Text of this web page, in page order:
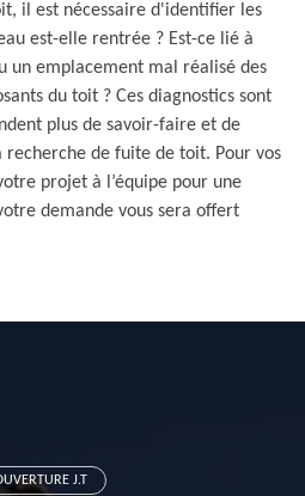
il est nécessaire d'identifier les
est-elle rentrée ? Est-ce lié à
un emplacement mal réalisé des
du toit ? Ces diagnostics sont
plus de savoir-faire et de
recherche de fuite de toit. Pour vos
projet à l’équipe pour une
demande vous sera offert
J.T